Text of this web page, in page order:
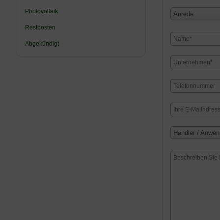
Photovoltaik
Restposten
Abgekündigt
Anrede
Händler /